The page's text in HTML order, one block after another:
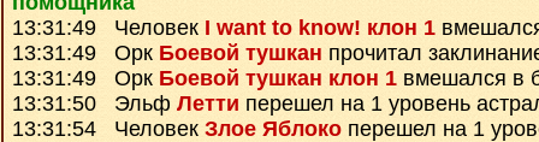
13:31:49 Человек I want to know! клон 1
13:31:49 Орк Боевой тушкан прочитал
13:31:49 Орк Боевой тушкан клон 1 вмешался в
13:31:50 Эльф Летти перешел на 1 уровень
13:31:54 Человек Злое Яблоко перешел на 1